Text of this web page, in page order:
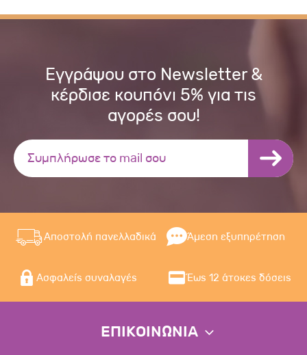
Εγγράψου στο Newsletter &
κέρδισε κουπόνι 5% για τις
αγορές σου!
Αποστολή πανελλαδικά Άμεση εξυπηρέτηση
Ασφαλείς συναλαγές Έως 12 άτοκες δόσεις
ΕΠΙΚΟΙΝΩΝΙΑ